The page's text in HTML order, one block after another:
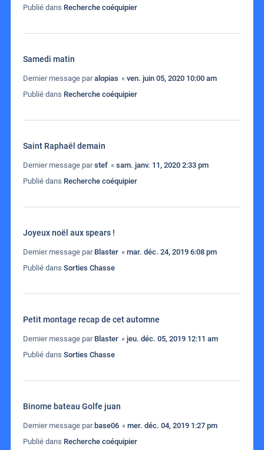
Publié dans Recherche coéquipier
Samedi matin
Dernier message paralopias « ven. juin 05, 2020 10:00 am
Publié dans Recherche coéquipier
Saint Raphaël demain
Dernier message parstef « sam. janv. 11, 2020 2:33 pm
Publié dans Recherche coéquipier
Joyeux noël aux spears !
Dernier message par Blaster « mar. déc. 24, 2019 6:08 pm
Publié dans Sorties Chasse
Petit montage recap de cet automne
Dernier message par Blaster « jeu. déc. 05, 2019 12:11 am
Publié dans Sorties Chasse
Binome bateau Golfe juan
Dernier message par base06 « mer. déc. 04, 2019 1:27 pm
Publié dans Recherche coéquipier